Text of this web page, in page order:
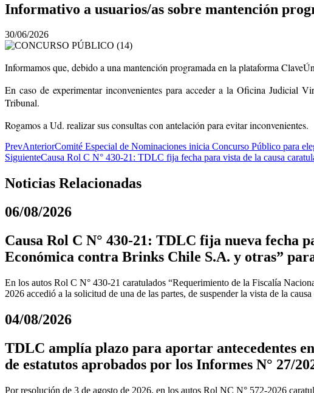
Informativo a usuarios/as sobre mantención
30/06/2026
Informamos que, debido a una mantención programada en la plataforma
En caso de experimentar inconvenientes para acceder a la Oficina Judicial
Tribunal.
Rogamos a Ud. realizar sus consultas con antelación para evitar inconvenientes.
PrevAnteriorComité Especial de Nominaciones inicia Concurso Público para
SiguienteCausa Rol C N° 430-21: TDLC fija fecha para vista de la causa
Noticias Relacionadas
06/08/2026
Causa Rol C N° 430-21: TDLC fija nueva fecha
Económica contra Brinks Chile S.A. y otras”
En los autos Rol C N° 430-21 caratulados “Requerimiento de la Fiscalía
2026 accedió a la solicitud de una de las partes, de suspender la vista de la
04/08/2026
TDLC amplía plazo para aportar antecedentes
de estatutos aprobados por los Informes N° 27/
Por resolución de 3 de agosto de 2026, en los autos Rol NC N° 572-2026